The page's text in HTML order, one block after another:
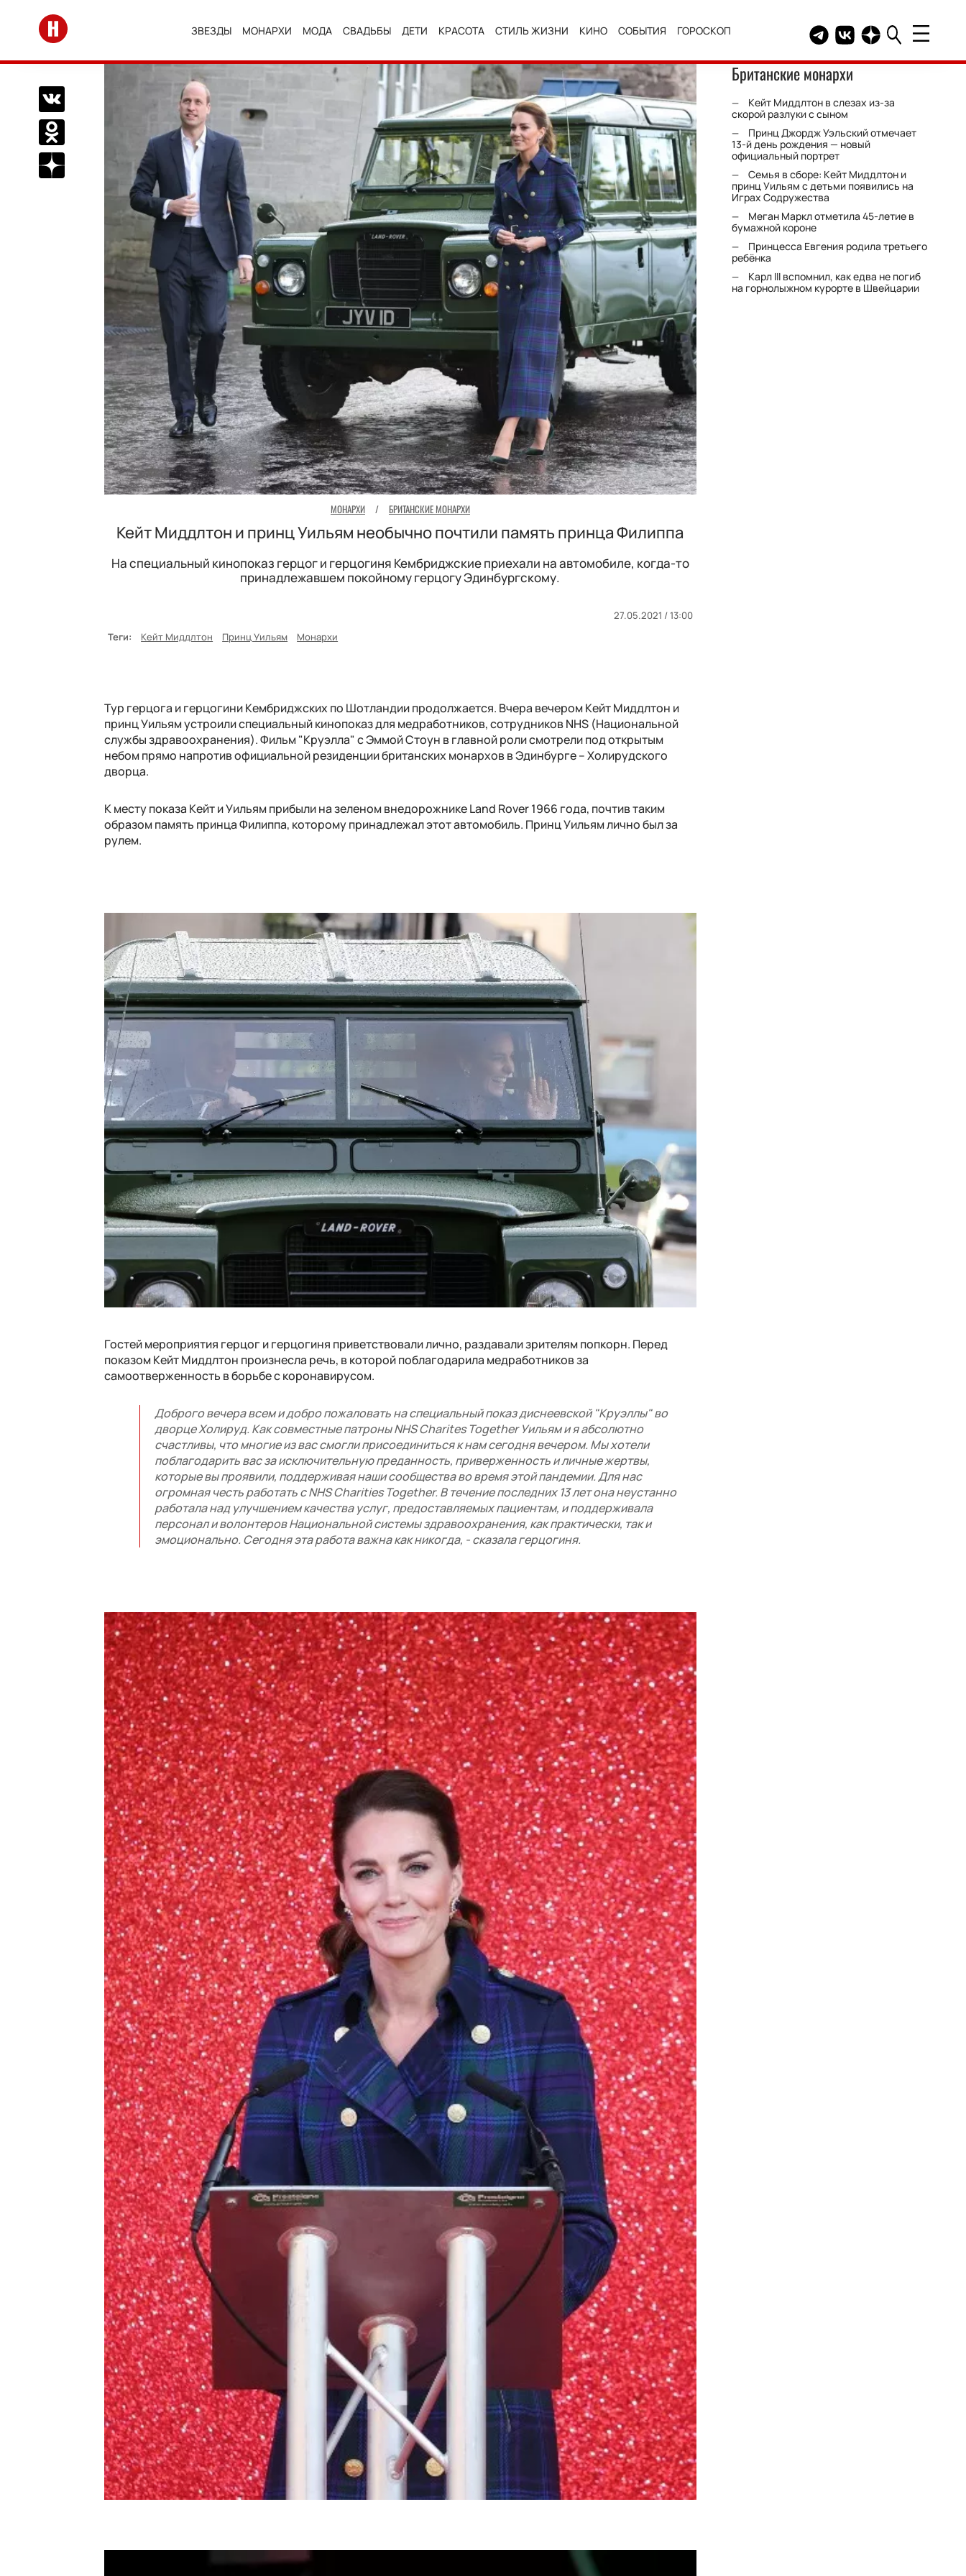
Перейти на главную
ЗВЕЗДЫ МОНАРХИ МОДА СВАДЬБЫ ДЕТИ КРАСОТА СТИЛЬ ЖИЗНИ КИНО СОБЫТИЯ ГОРОСКОП Telegram канал HELLO
Группа HELLO
Канал HELLO в
Поделиться Вконтакте
Поделиться в Одноклассниках
Подписаться на нас в Дзен
МОНАРХИ / БРИТАНСКИЕ МОНАРХИ
Кейт Миддлтон и принц Уильям необычно почтили память принца Филиппа
На специальный кинопоказ герцог и герцогиня Кембриджские приехали на автомобиле, когда-то
принадлежавшем покойному герцогу Эдинбургскому.
27.05.2021 / 13:00
Теги:
Кейт Миддлтон Принц Уильям Монархи
Тур герцога и герцогини Кембриджских по Шотландии продолжается. Вчера вечером Кейт Миддлтон и
принц Уильям устроили специальный кинопоказ для медработников, сотрудников NHS (Национальной
службы здравоохранения). Фильм "Круэлла" с Эммой Стоун в главной роли смотрели под открытым
небом прямо напротив официальной резиденции британских монархов в Эдинбурге – Холирудского
дворца.
К месту показа Кейт и Уильям прибыли на зеленом внедорожнике Land Rover 1966 года, почтив таким
образом память принца Филиппа, которому принадлежал этот автомобиль. Принц Уильям лично был за
рулем.
Гостей мероприятия герцог и герцогиня приветствовали лично, раздавали зрителям попкорн. Перед
показом Кейт Миддлтон произнесла речь, в которой поблагодарила медработников за
самоотверженность в борьбе с коронавирусом.
Доброго вечера всем и добро пожаловать на специальный показ диснеевской "Круэллы" во
дворце Холируд. Как совместные патроны NHS Charites Together Уильям и я абсолютно
счастливы, что многие из вас смогли присоединиться к нам сегодня вечером. Мы хотели
поблагодарить вас за исключительную преданность, приверженность и личные жертвы,
которые вы проявили, поддерживая наши сообщества во время этой пандемии. Для нас
огромная честь работать с NHS Charities Together. В течение последних 13 лет она неустанно
работала над улучшением качества услуг, предоставляемых пациентам, и поддерживала
персонал и волонтеров Национальной системы здравоохранения, как практически, так и
эмоционально. Сегодня эта работа важна как никогда, - сказала герцогиня.
Британские монархи
Кейт Миддлтон в слезах из-за
скорой разлуки с сыном
Принц Джордж Уэльский отмечает
13-й день рождения — новый
официальный портрет
Семья в сборе: Кейт Миддлтон и
принц Уильям с детьми появились на
Играх Содружества
Меган Маркл отметила 45-летие в
бумажной короне
Принцесса Евгения родила третьего
ребёнка
Карл III вспомнил, как едва не погиб
на горнолыжном курорте в Швейцарии